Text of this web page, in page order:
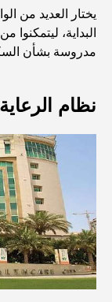
أفضل مراكز
بطاقات
للإنفاق الذكي
مستشفى في
المستوى في
صالات
البدنية
يختار العديد من
البداية،
مدروسة بشأن
نظام